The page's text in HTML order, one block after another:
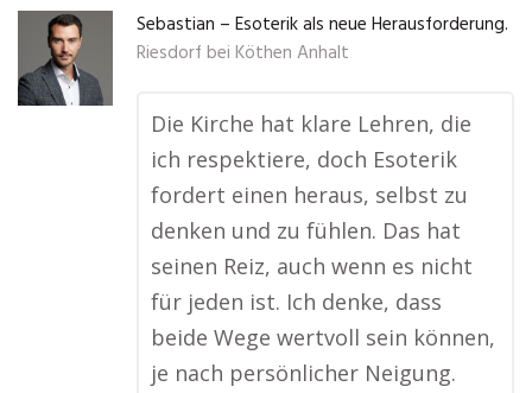
Sebastian – Esoterik als neue Herausforderung.
Riesdorf bei Köthen Anhalt
Die Kirche hat klare Lehren, die
ich respektiere, doch Esoterik
fordert einen heraus, selbst zu
denken und zu fühlen. Das hat
seinen Reiz, auch wenn es nicht
für jeden ist. Ich denke, dass
beide Wege wertvoll sein können,
je nach persönlicher Neigung.